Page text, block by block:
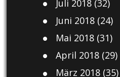
Juli 2018(32)
Juni 2018(24)
Mai 2018(31)
April 2018(29)
März 2018(35)